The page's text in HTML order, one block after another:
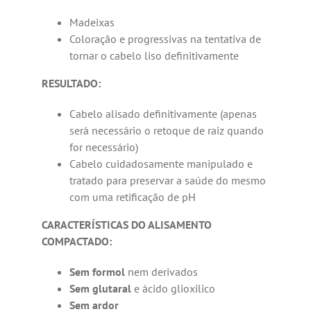
Madeixas
Coloração e progressivas na tentativa de
tornar o cabelo liso definitivamente
RESULTADO:
Cabelo alisado definitivamente (apenas
será necessário o retoque de raiz quando
for necessário)
Cabelo cuidadosamente manipulado e
tratado para preservar a saúde do mesmo
com uma retificação de pH
CARACTERÍSTICAS DO ALISAMENTO
COMPACTADO:
Sem formol nem derivados
Sem glutaral e ácido glioxilico
Sem ardor